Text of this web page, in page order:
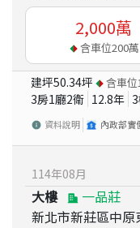
2,000萬
含車位200萬
建坪50.34坪 含車位
3房1廳2衛 12.8年 3
資料說明 內政部實
114年08月
大樓
一品莊
新北市新莊區中